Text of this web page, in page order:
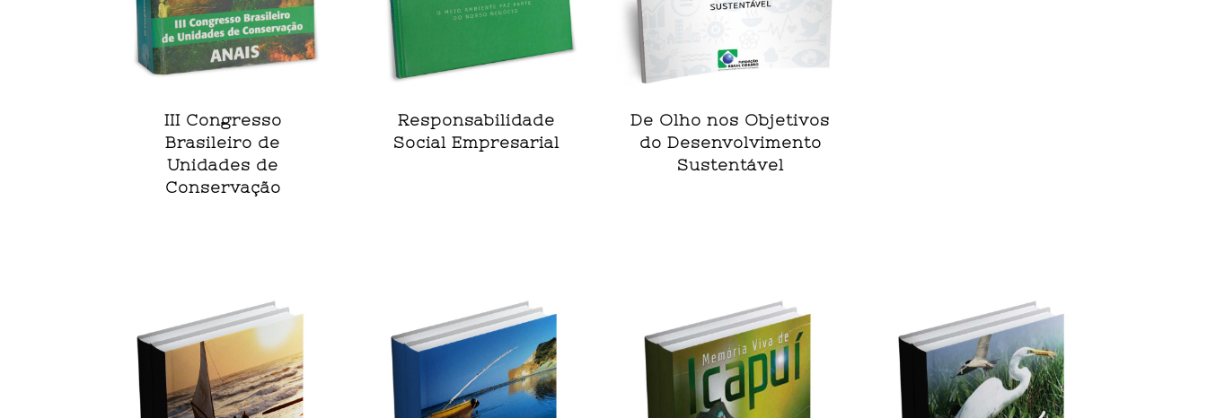
III Congresso
Brasileiro de
Unidades de
Conservação
Responsabilidade
Social Empresarial
De Olho nos Objetivos
do Desenvolvimento
Sustentável